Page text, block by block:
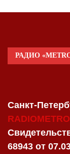
РАДИО
Санкт-
68943 от